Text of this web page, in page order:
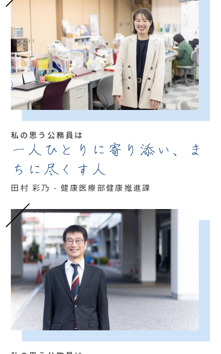
私の思う公務員は
一人ひとりに寄り添い、ま
ちに尽くす人
田村 彩乃 - 健康医療部健康推進課